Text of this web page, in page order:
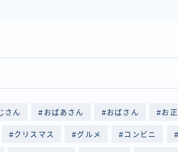
さん おばあさん おばさん お正
クリスマス グルメ コンビニ